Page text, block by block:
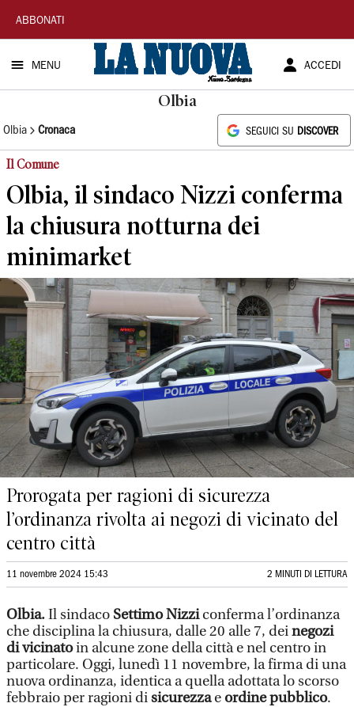
La
Nuova
Sardegna
ABBONATI
MENU ACCEDI
Olbia
Olbia Cronaca SEGUICI SU DISCOVER
Il Comune
Olbia, il sindaco Nizzi conferma
la chiusura notturna dei
minimarket
Prorogata per ragioni di sicurezza
l’ordinanza rivolta ai negozi di vicinato del
centro città
11 novembre 2024 15:43 2 MINUTI DI LETTURA
Olbia.Il sindaco Settimo Nizziconferma l’ordinanza
che disciplina la chiusura, dalle 20 alle 7, deinegozi
di vicinatoin alcune zone della città e nel centro in
particolare. Oggi, lunedì 11 novembre, la firma di una
nuova ordinanza, identica a quella adottata lo scorso
febbraio per ragioni disicurezzae ordine pubblico.